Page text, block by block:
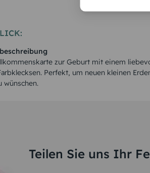
zur Geburt mit einem
Perfekt, um neuen kleinen
wünschen.
Teilen Sie uns Ihr